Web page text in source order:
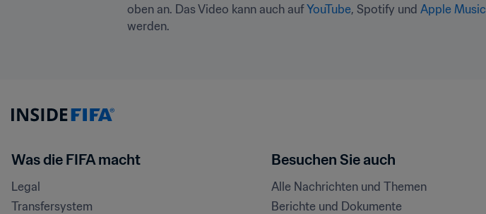
oben an. Das Video kann auch auf YouTube, Spotify und Apple Music
werden.
Was die FIFA macht
Legal
Transfersystem
Besuchen Sie auch
Alle Nachrichten und Themen
Berichte und Dokumente